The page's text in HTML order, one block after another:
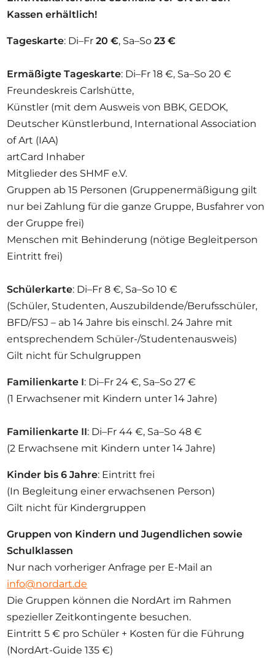
Kassen erhältlich!
Tageskarte: Di–Fr20 €, Sa–So23 €
Ermäßigte Tageskarte: Di–Fr 18 €, Sa–So 20 €
Freundeskreis Carlshütte,
Künstler (mit dem Ausweis von BBK, GEDOK,
Deutscher Künstlerbund, International Association
of Art (IAA)
artCard Inhaber
Mitglieder des SHMF e.V.
Gruppen ab 15 Personen (Gruppenermäßigung gilt
nur bei Zahlung für die ganze Gruppe, Busfahrer von
der Gruppe frei)
Menschen mit Behinderung (nötige Begleitperson
Eintritt frei)
Schülerkarte: Di–Fr 8 €, Sa–So 10 €
(Schüler, Studenten, Auszubildende/Berufsschüler,
BFD/FSJ – ab 14 Jahre bis einschl. 24 Jahre mit
entsprechendem Schüler-/Studentenausweis)
Gilt nicht für Schulgruppen
Familienkarte I: Di–Fr 24 €, Sa–So 27 €
(1 Erwachsener mit Kindern unter 14 Jahre)
Familienkarte II: Di–Fr 44 €, Sa–So 48 €
(2 Erwachsene mit Kindern unter 14 Jahre)
Kinder bis 6 Jahre: Eintritt frei
(In Begleitung einer erwachsenen Person)
Gilt nicht für Kindergruppen
Gruppen von Kindern und Jugendlichen sowie
Schulklassen
Nur nach vorheriger Anfrage per E-Mail an
info@nordart.de
Die Gruppen können die NordArt im Rahmen
spezieller Zeitkontingente besuchen.
Eintritt 5 € pro Schüler + Kosten für die Führung
(NordArt-Guide 135 €)